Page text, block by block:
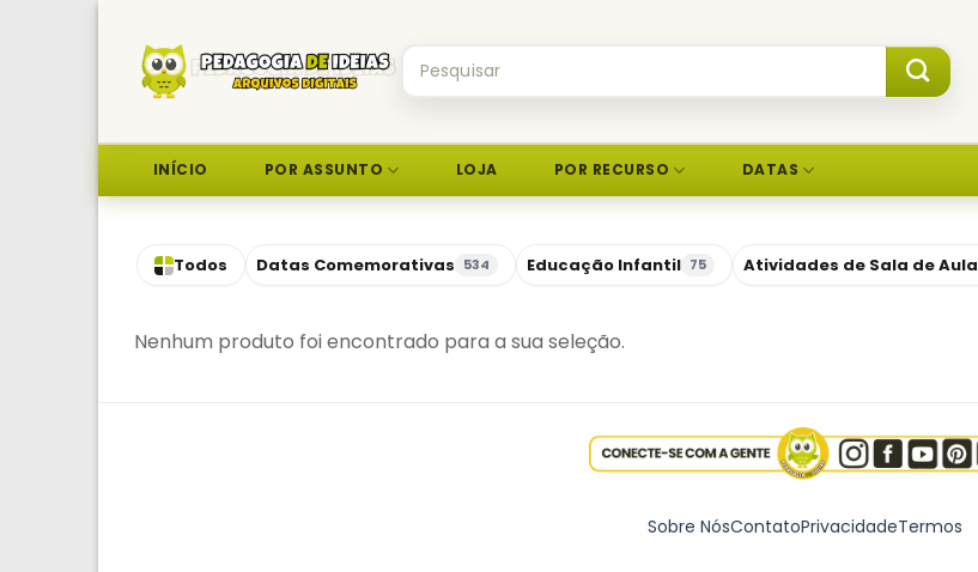
content
por:
INÍCIO POR ASSUNTO LOJA POR RECURSO DATAS
Todos Datas Comemorativas 534 Educação Infantil 75 Atividades de Sala de Aula
Nenhum produto foi encontrado para a sua seleção.
Sobre NósContatoPrivacidadeTermos